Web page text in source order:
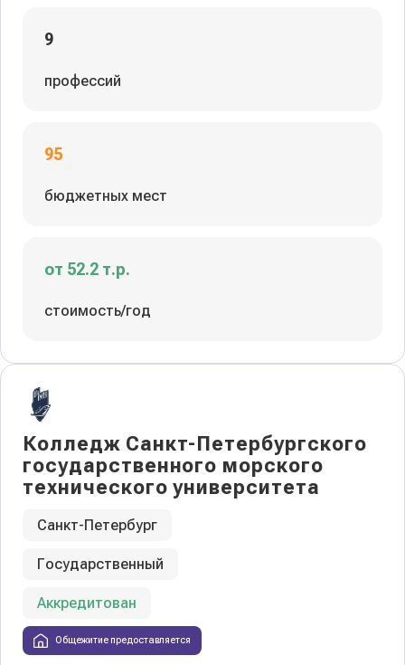
9
профессий
95
бюджетных мест
от 52.2 т.р.
стоимость/год
Колледж Санкт-Петербургского
государственного морского
технического университета
Санкт-Петербург
Государственный
Аккредитован
Общежитие предоставляется